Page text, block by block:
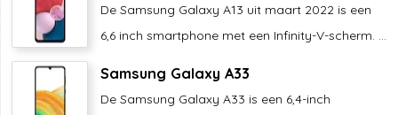
De Samsung Galaxy A13 uit maart 2022 is een
6,6 inch smartphone met een Infinity-V-scherm. ...
Samsung Galaxy A33
De Samsung Galaxy A33 is een 6,4-inch